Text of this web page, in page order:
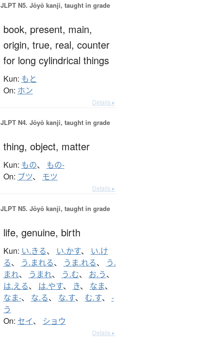
JLPT N5. Jōyō kanji, taught in grade
book, present, main,
origin, true, real, counter
for long cylindrical things
Kun: もと
On: ホン
Details ▸
JLPT N4. Jōyō kanji, taught in grade
thing, object, matter
Kun: もの、 もの-
On: ブツ、 モツ
Details ▸
JLPT N5. Jōyō kanji, taught in grade
life, genuine, birth
Kun: い.きる、 い.かす、
い.け
る、 う.まれる、 うま.れる、
う.
まれ、 うまれ、 う.む、 お.う、
は.える、 は.やす、 き、 なま、
なま-、 な.る、 な.す、 む.す、 -
う
On: セイ、 ショウ
Details ▸